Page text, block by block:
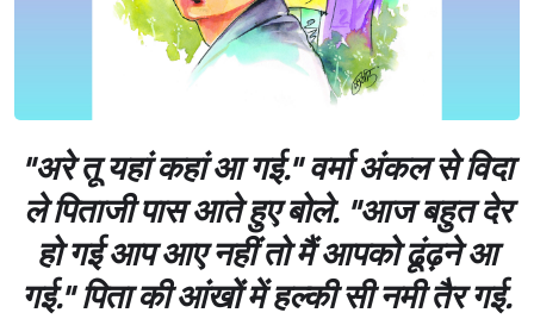
"अरे तू यहां कहां आ गई." वर्मा अंकल से विदा
ले पिताजी पास आते हुए बोले. "आज बहुत देर
हो गई आप आए नहीं तो मैं आपको ढूंढ़ने आ
गई." पिता की आंखों में हल्की सी नमी तैर गई.